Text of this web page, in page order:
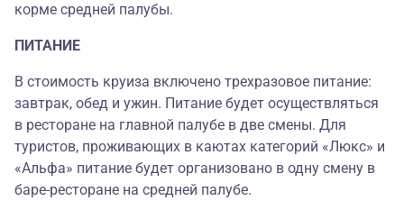
корме средней палубы.
ПИТАНИЕ
В стоимость круиза включено трехразовое питание:
завтрак, обед и ужин. Питание будет осуществляться
в ресторане на главной палубе в две смены. Для
туристов, проживающих в каютах категорий «Люкс» и
«Альфа» питание будет организовано в одну смену в
баре-ресторане на средней палубе.